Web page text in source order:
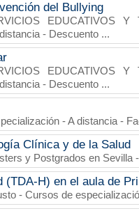
del Bullying
EDUCATIVOS Y
- Descuento ...
EDUCATIVOS Y
- Descuento ...
- A distancia -
Clínica y de la Salud
y Postgrados en Sevilla
(TDA-H) en el aula de
- Cursos de